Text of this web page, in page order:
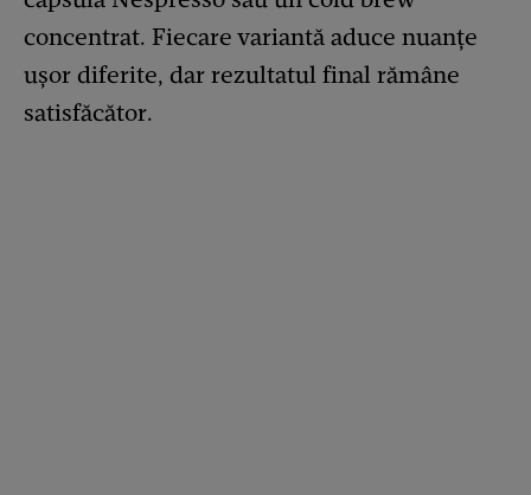
concentrat. Fiecare variantă aduce nuanțe
ușor diferite, dar rezultatul final rămâne
satisfăcător.